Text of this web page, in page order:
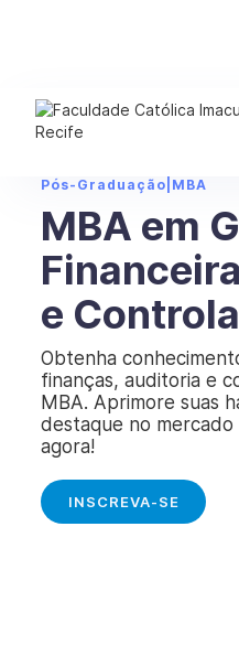
Pós-Graduação MBA
MBA em
e
Obtenha
finanças, auditoria e
MBA. Aprimore suas
destaque no
agora!
INSCREVA-SE